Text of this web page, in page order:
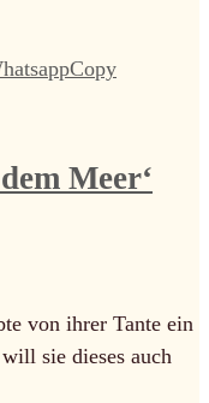
Copy
Meer‘
von ihrer Tante ein
sie dieses auch